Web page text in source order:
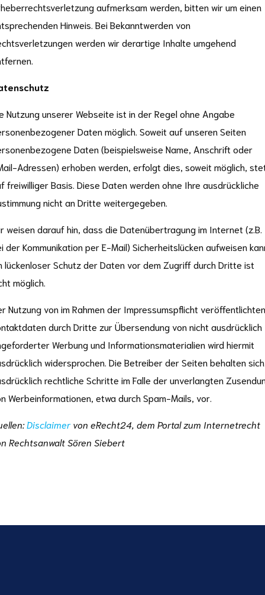
aufmerksam werden, bitten wir um einen
Hinweis. Bei Bekanntwerden von
werden wir derartige Inhalte umgehend
Nutzung unserer Webseite ist in der Regel ohne Angabe
Daten möglich. Soweit auf unseren Seiten
Daten (beispielsweise Name, Anschrift oder
Adressen) erhoben werden, erfolgt dies, soweit möglich,
freiwilliger Basis. Diese Daten werden ohne Ihre ausdrückliche
nicht an Dritte weitergegeben.
weisen darauf hin, dass die Datenübertragung im Internet (z.B.
der Kommunikation per E-Mail) Sicherheitslücken aufweisen
lückenloser Schutz der Daten vor dem Zugriff durch Dritte ist
möglich.
Nutzung von im Rahmen der Impressumspflicht veröffentlichten
durch Dritte zur Übersendung von nicht ausdrücklich
Werbung und Informationsmaterialien wird hiermit
widersprochen. Die Betreiber der Seiten behalten sich
rechtliche Schritte im Falle der unverlangten
Werbeinformationen, etwa durch Spam-Mails, vor.
Disclaimervon eRecht24, dem Portal zum Internetrecht
Rechtsanwalt Sören Siebert